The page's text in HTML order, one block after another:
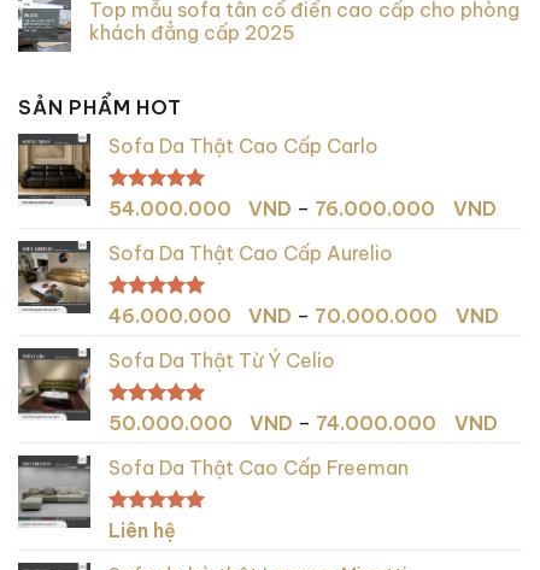
Top mẫu sofa tân cổ điển cao cấp cho phòng
khách đẳng cấp 2025
SẢN PHẨM HOT
Sofa Da Thật Cao Cấp Carlo
Được xếp
5 sao
54.000.000 VND – 76.000.000 VND
đến
Sofa Da Thật Cao Cấp Aurelio
Được xếp
5 sao
46.000.000 VND – 70.000.000 VND
Sofa Da Thật Từ Ý Celio
Được xếp
5 sao
50.000.000 VND – 74.000.000 VND
Sofa Da Thật Cao Cấp Freeman
Được xếp
5.00
Liên hệ